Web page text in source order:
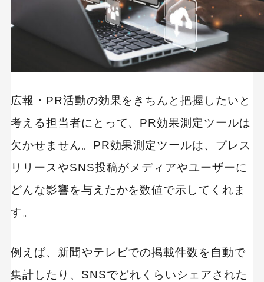
広報・PR活動の効果をきちんと把握したいと
考える担当者にとって、PR効果測定ツールは
欠かせません。PR効果測定ツールは、プレス
リリースやSNS投稿がメディアやユーザーに
どんな影響を与えたかを数値で示してくれま
す。
例えば、新聞やテレビでの掲載件数を自動で
集計したり、SNSでどれくらいシェアされた